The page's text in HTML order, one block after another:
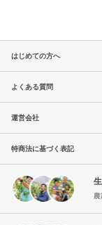
はじめての方へ
よくある質問
運営会社
特商法に基づく表記